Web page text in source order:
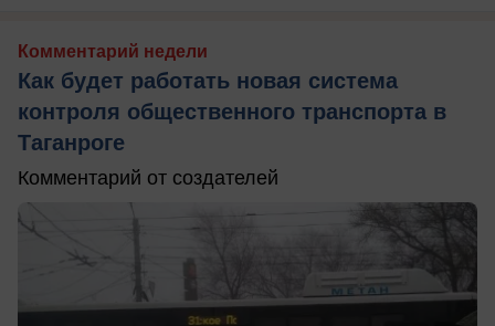
Комментарий недели
Как будет работать новая система
контроля общественного транспорта в
Таганроге
Комментарий от создателей